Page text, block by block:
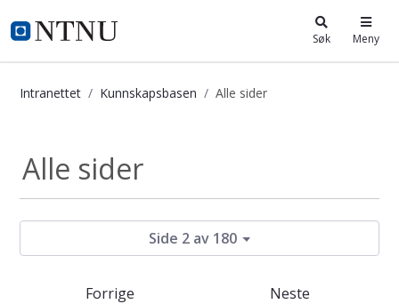
i.ntnu.no Søk Meny
Intranettet Kunnskapsbasen Alle sider
Alle sider
Side 2 av 180
Forrige Neste